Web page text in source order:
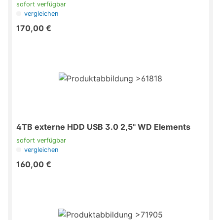
sofort verfügbar
vergleichen
170,00 €
4TB externe HDD USB 3.0 2,5" WD Elements
sofort verfügbar
vergleichen
160,00 €